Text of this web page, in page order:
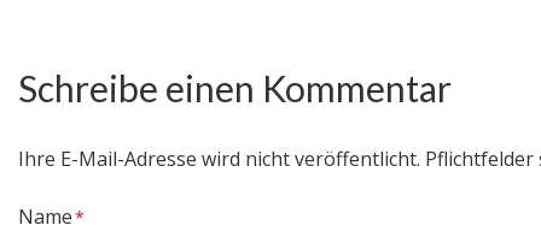
Schreibe einen Kommentar
Ihre E-Mail-Adresse wird nicht veröffentlicht. Pflichtfelder
Name